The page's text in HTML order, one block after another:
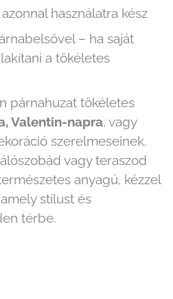
használatra kész
– ha saját
a tökéletes
párnahuzat tökéletes
Valentin-napra, vagy
szerelmeseinek.
vagy teraszod
anyagú, kézzel
stílust és
térbe.